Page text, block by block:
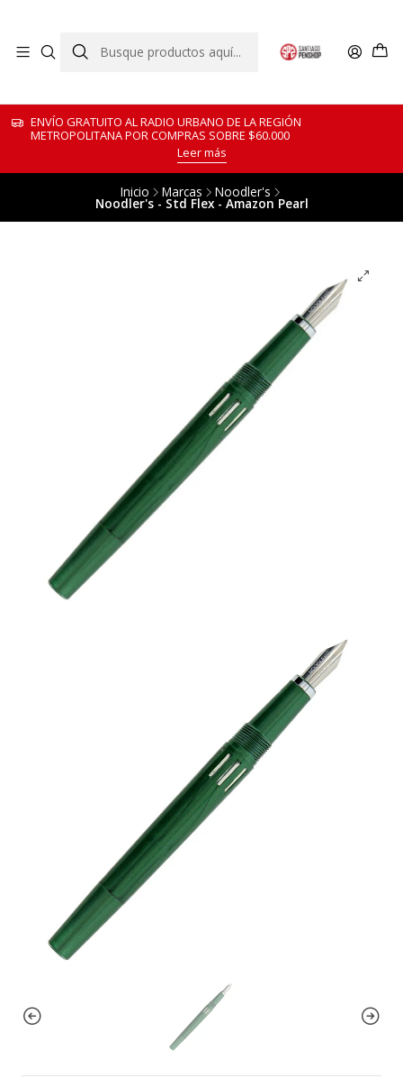
ENVÍO GRATUITO AL RADIO URBANO DE LA REGIÓN
METROPOLITANA POR COMPRAS SOBRE $60.000
Leer más
Inicio Marcas Noodler's
Noodler's - Std Flex - Amazon Pearl